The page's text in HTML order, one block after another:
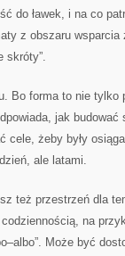
do ławek, i na co
z obszaru
skróty”.
Bo forma to nie tylko
jak
cele, żeby były
ale latami.
też przestrzeń dla
na
Może być